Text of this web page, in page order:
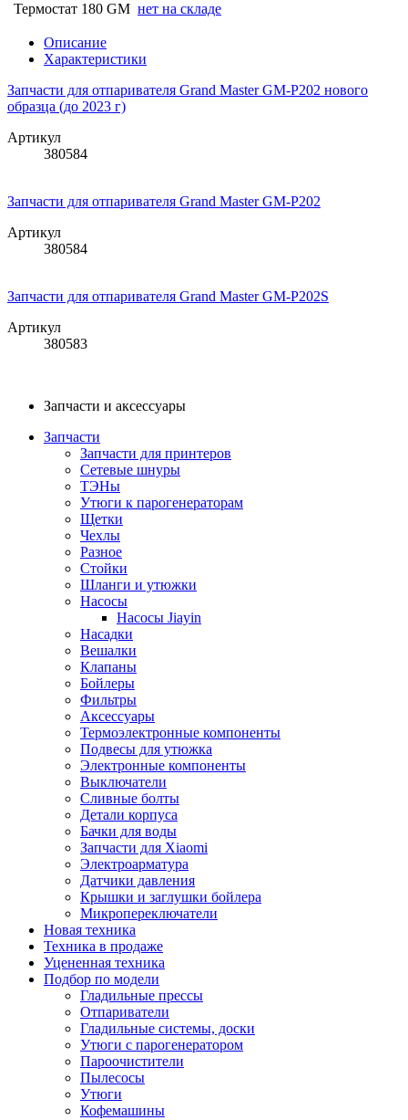
Термостат 180 GM нет на складе
Описание
Характеристики
Запчасти для отпаривателя Grand Master GM-P202 нового
образца (до 2023 г)
Артикул
380584
Запчасти для отпаривателя Grand Master GM-P202
Артикул
380584
Запчасти для отпаривателя Grand Master GM-P202S
Артикул
380583
Запчасти и аксессуары
Запчасти
Запчасти для принтеров
Сетевые шнуры
ТЭНы
Утюги к парогенераторам
Щетки
Чехлы
Разное
Стойки
Шланги и утюжки
Насосы
Насосы Jiayin
Насадки
Вешалки
Клапаны
Бойлеры
Фильтры
Аксессуары
Термоэлектронные компоненты
Подвесы для утюжка
Электронные компоненты
Выключатели
Сливные болты
Детали корпуса
Бачки для воды
Запчасти для Xiaomi
Электроарматура
Датчики давления
Крышки и заглушки бойлера
Микропереключатели
Новая техника
Техника в продаже
Уцененная техника
Подбор по модели
Гладильные прессы
Отпариватели
Гладильные системы, доски
Утюги с парогенератором
Пароочистители
Пылесосы
Утюги
Кофемашины